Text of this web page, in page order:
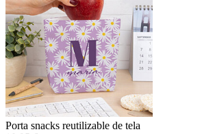
Porta snacks reutilizable de tela